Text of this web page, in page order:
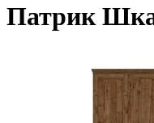
Патрик